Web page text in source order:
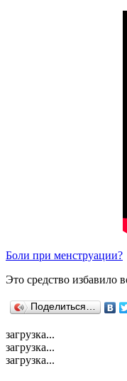
Боли при менструации?
Это средство избавило
Поделиться…
загрузка...
загрузка...
загрузка...